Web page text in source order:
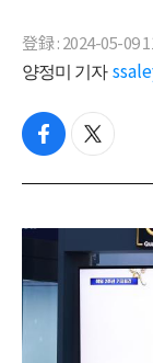
登録 : 2024-05-09
양정미 기자
f
c
b
k
t
i
t
e
r